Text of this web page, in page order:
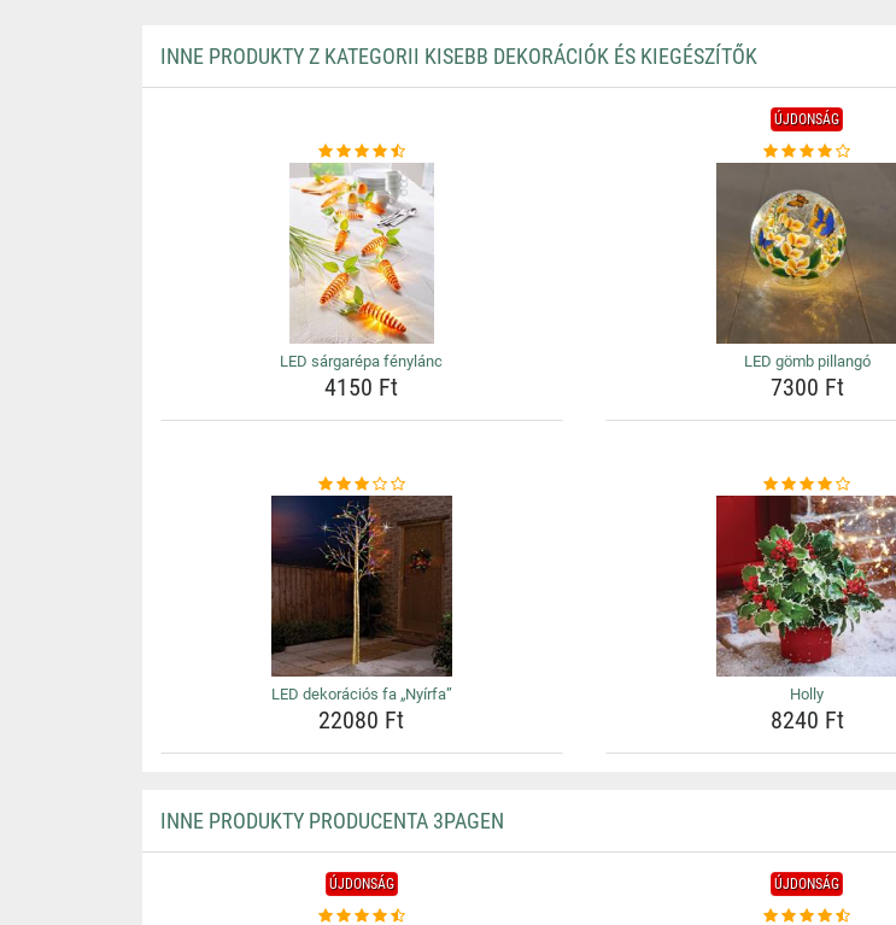
INNE PRODUKTY Z KATEGORII KISEBB DEKORÁCIÓK ÉS KIEGÉSZÍTŐK
LED sárgarépa fénylánc
4150 Ft
ÚJDONSÁG
LED gömb pillangó
7300 Ft
LED dekorációs fa „Nyírfa”
22080 Ft
Holly
8240 Ft
INNE PRODUKTY PRODUCENTA 3PAGEN
ÚJDONSÁG ÚJDONSÁG